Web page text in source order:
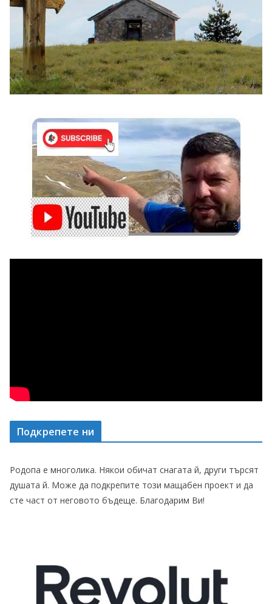
Подкрепете ни
Родопа е многолика. Някои обичат снагата й, други търсят
душата й. Може да подкрепите този мащабен проект и да
сте част от неговото бъдеще. Благодарим Ви!